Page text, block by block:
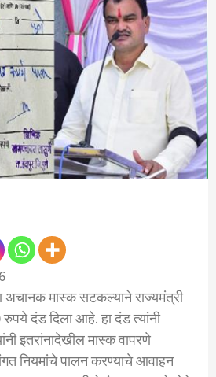
मास्क सटकल्याने राज्यमंत्री
रुपये दंड दिला आहे. हा दंड त्यांनी
इतरांनादेखील मास्क वापरणे
नियमांचे पालन करण्याचे आवाहन